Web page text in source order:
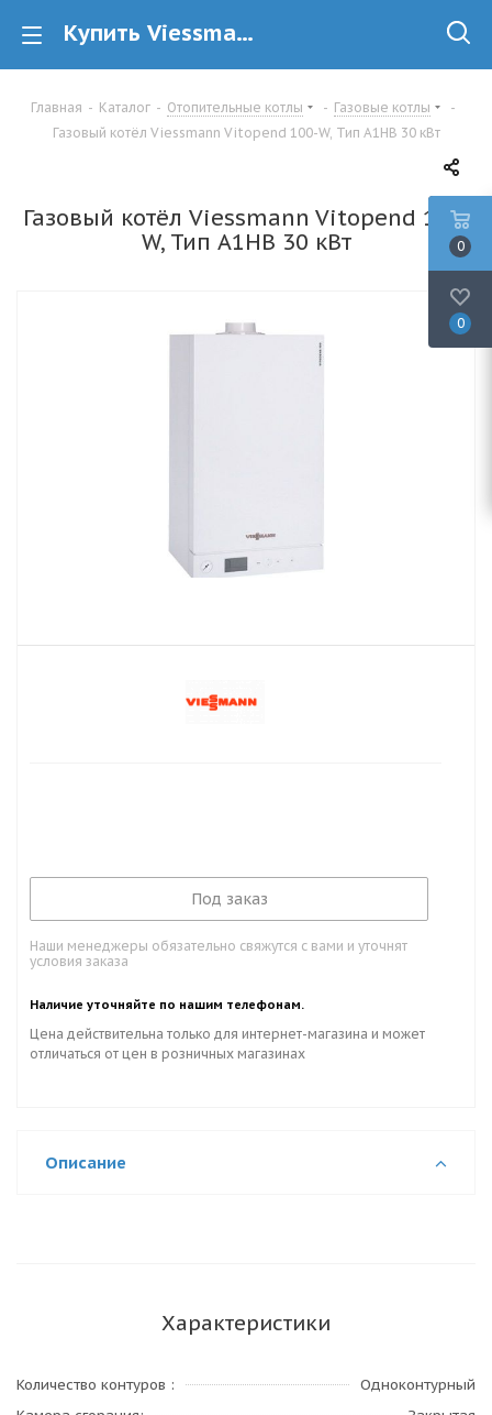
Купить Viessmann Vitopend 100-W, Тип A1HB 30 кВт газовый котёл в Минске
Главная - Каталог - Отопительные котлы - Газовые котлы
-
Газовый котёл Viessmann Vitopend 100-W, Тип A1HB 30 кВт
Газовый котёл Viessmann Vitopend 100-
W, Тип A1HB 30 кВт
Под заказ
Наши менеджеры обязательно свяжутся с вами и уточнят
условия заказа
Наличие уточняйте по нашим телефонам.
Цена действительна только для интернет-магазина и может
отличаться от цен в розничных магазинах
Описание
Характеристики
Количество контуров
Одноконтурный
0
0